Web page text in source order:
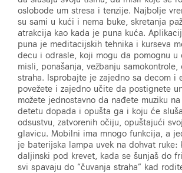
oslobode um stresa i tenzije. Najbolje
su sami u kući i nema buke, skretanja
atrakcija kao kada je puna kuća.
puna je meditacijskih tehnika i kurseva
decu i odrasle, koji mogu da pomognu u
misli, ponašanja, vežbanju samokontrole,
straha. Isprobajte je zajedno sa decom i
povežete i zajedno učite da postignete
možete jednostavno da nađete muziku
detetu dopada i opušta ga i koju će
odsustvu, zatvorenih očiju, opuštajući
glavicu. Mobilni ima mnogo funkcija, a
je baterijska lampa uvek na dohvat ruke:
daljinski pod krevet, kada se šunjaš do
svi spavaju do “čuvanja straha” kad